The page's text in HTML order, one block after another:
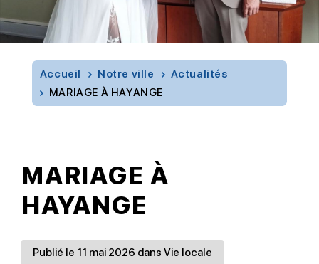
Accueil Notre ville
Actualités
MARIAGE À HAYANGE
MARIAGE À
HAYANGE
Publié le 11 mai 2026 dans Vie locale